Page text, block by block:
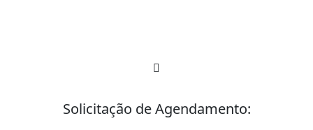
Solicitação de Agendamento: